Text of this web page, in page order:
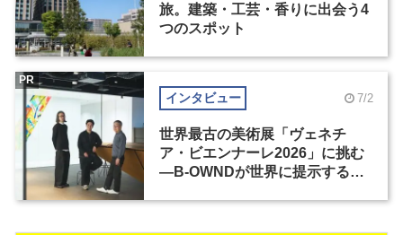
旅。建築・工芸・香りに出会う4
つのスポット
インタビュー 7/2
世界最古の美術展「ヴェネチ
ア・ビエンナーレ2026」に挑む
―B-OWNDが世界に提示する美
PR